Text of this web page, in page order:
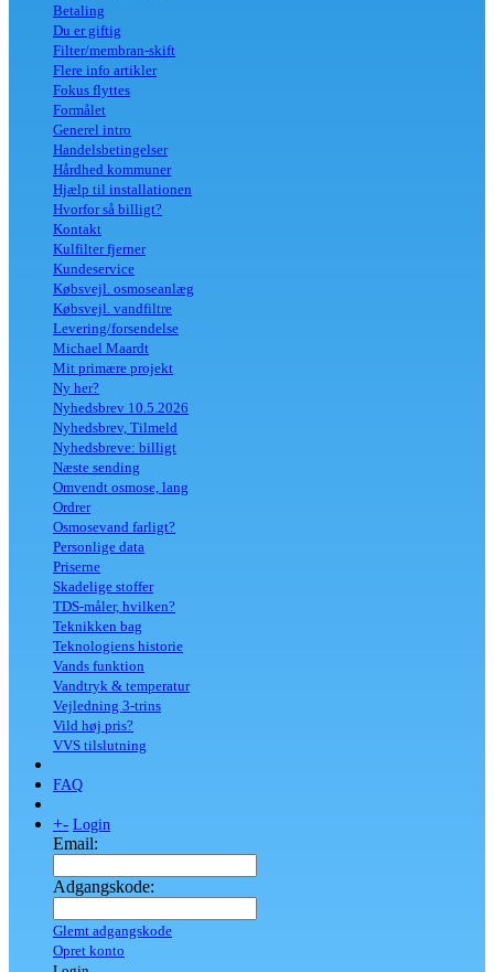
Betaling
Du er giftig
Filter/membran-skift
Flere info artikler
Fokus flyttes
Formålet
Generel intro
Handelsbetingelser
Hårdhed kommuner
Hjælp til installationen
Hvorfor så billigt?
Kontakt
Kulfilter fjerner
Kundeservice
Købsvejl. osmoseanlæg
Købsvejl. vandfiltre
Levering/forsendelse
Michael Maardt
Mit primære projekt
Ny her?
Nyhedsbrev 10.5.2026
Nyhedsbrev, Tilmeld
Nyhedsbreve: billigt
Næste sending
Omvendt osmose, lang
Ordrer
Osmosevand farligt?
Personlige data
Priserne
Skadelige stoffer
TDS-måler, hvilken?
Teknikken bag
Teknologiens historie
Vands funktion
Vandtryk & temperatur
Vejledning 3-trins
Vild høj pris?
VVS tilslutning
FAQ
+- Login
Email:
Adgangskode:
Glemt adgangskode
Opret konto